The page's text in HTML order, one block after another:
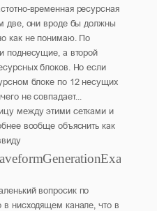
временная ресурсная
две, они вроде бы должны
как не понимаю. По
поднесущие, а второй
блоков. Но если
блоке по 12 несущих
не совпадает...
между этими сетками и
вообще объяснить как
вопросик по
в нисходящем канале, что в